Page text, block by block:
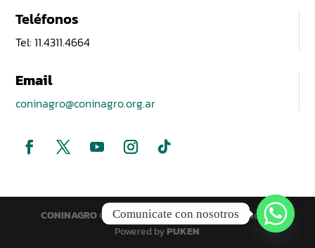
Teléfonos
Tel: 11.4311.4664
Email
coninagro@coninagro.org.ar
CONINAGRO© 2025 Todos los derechos reservados |
Powered byPUKEN
Comunicate con nosotros